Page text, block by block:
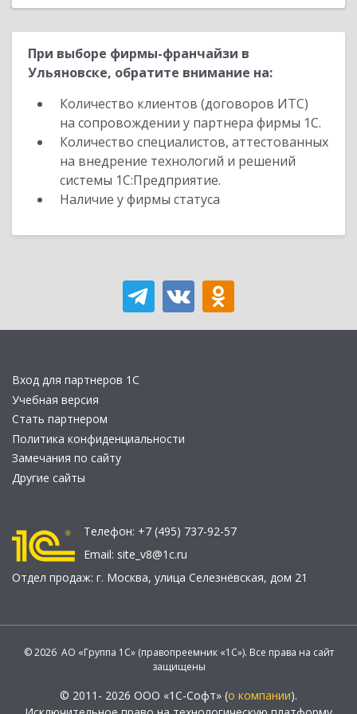
При выборе фирмы-франчайзи в
Ульяновске, обратите внимание на:
Количество клиентов (договоров ИТС)
на сопровождении у партнера фирмы 1С.
Количество специалистов, аттестованных
на внедрение технологий и решений
системы 1С:Предприятие.
Наличие у фирмы статуса
Вход для партнеров 1С
Учебная версия
Стать партнером
Политика конфиденциальности
Замечания по сайту
Другие сайты
Телефон: +7 (495) 737-92-57
Email: site_v8@1c.ru
Отдел продаж: г. Москва, улица Селезнёвская, дом 21
© 2026 АО «Группа 1С» (правопреемник «1С»). Все права на сайт
защищены
© 2011- 2026 ООО «1С-Софт» (о компании).